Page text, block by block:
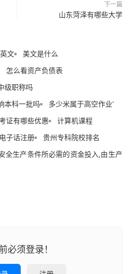
下一篇
山东菏泽有哪些大学
文
美文是什么
怎么看资产负债表
级职称吗
本科一批吗
多少米属于高空作业‘
证有哪些优惠
计算机课程
子话注册
贵州专科院校排名
全生产条件所必需的资金投入,由生产
必须登录！